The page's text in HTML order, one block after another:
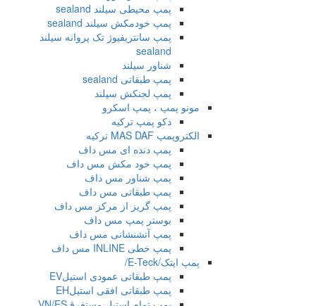
پمپ محیطی سیلند sealand
پمپ خودمکش سیلند sealand
پمپ سانتریفیوژ تک پروانه سیلند
sealand
شناور سیلند
پمپ طبقاتی sealand
پمپ لجنکش سیلند
مونو پمپ ، پمپ اسکرو
دکو پمپ ترکیه
الکتروپمپ MAS DAF ترکیه
پمپ دنده ای مس داف
پمپ خود مکش مس داف
پمپ شناور مس داف
پمپ طبقاتی مس داف
پمپ گریز از مرکز مس داف
بوستر پمپ مس داف
پمپ آتشنشانی مس داف
پمپ خطی INLINE مس داف
پمپ ایتک/E-Teck/
پمپ طبقاتی عمودی استیلEV
پمپ طبقاتی افقی استیلEH